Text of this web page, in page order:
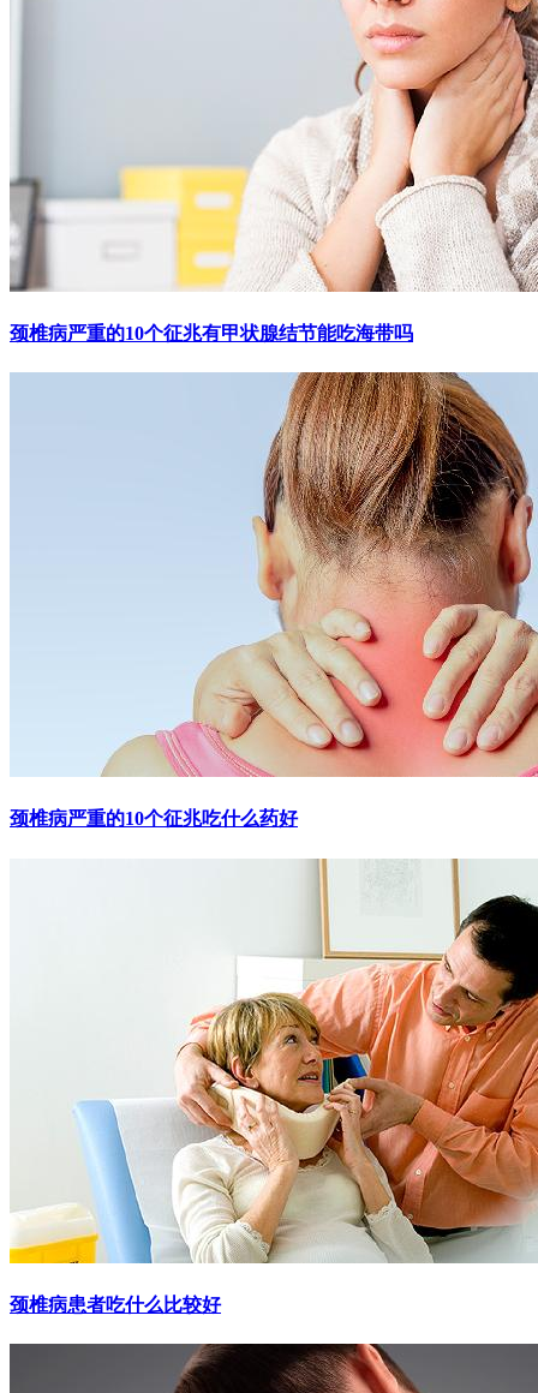
颈椎病严重的10个征兆有甲状腺结节能吃海带吗
颈椎病严重的10个征兆吃什么药好
颈椎病患者吃什么比较好